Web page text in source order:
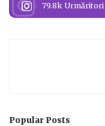
79.8k Urmăritori
Popular Posts